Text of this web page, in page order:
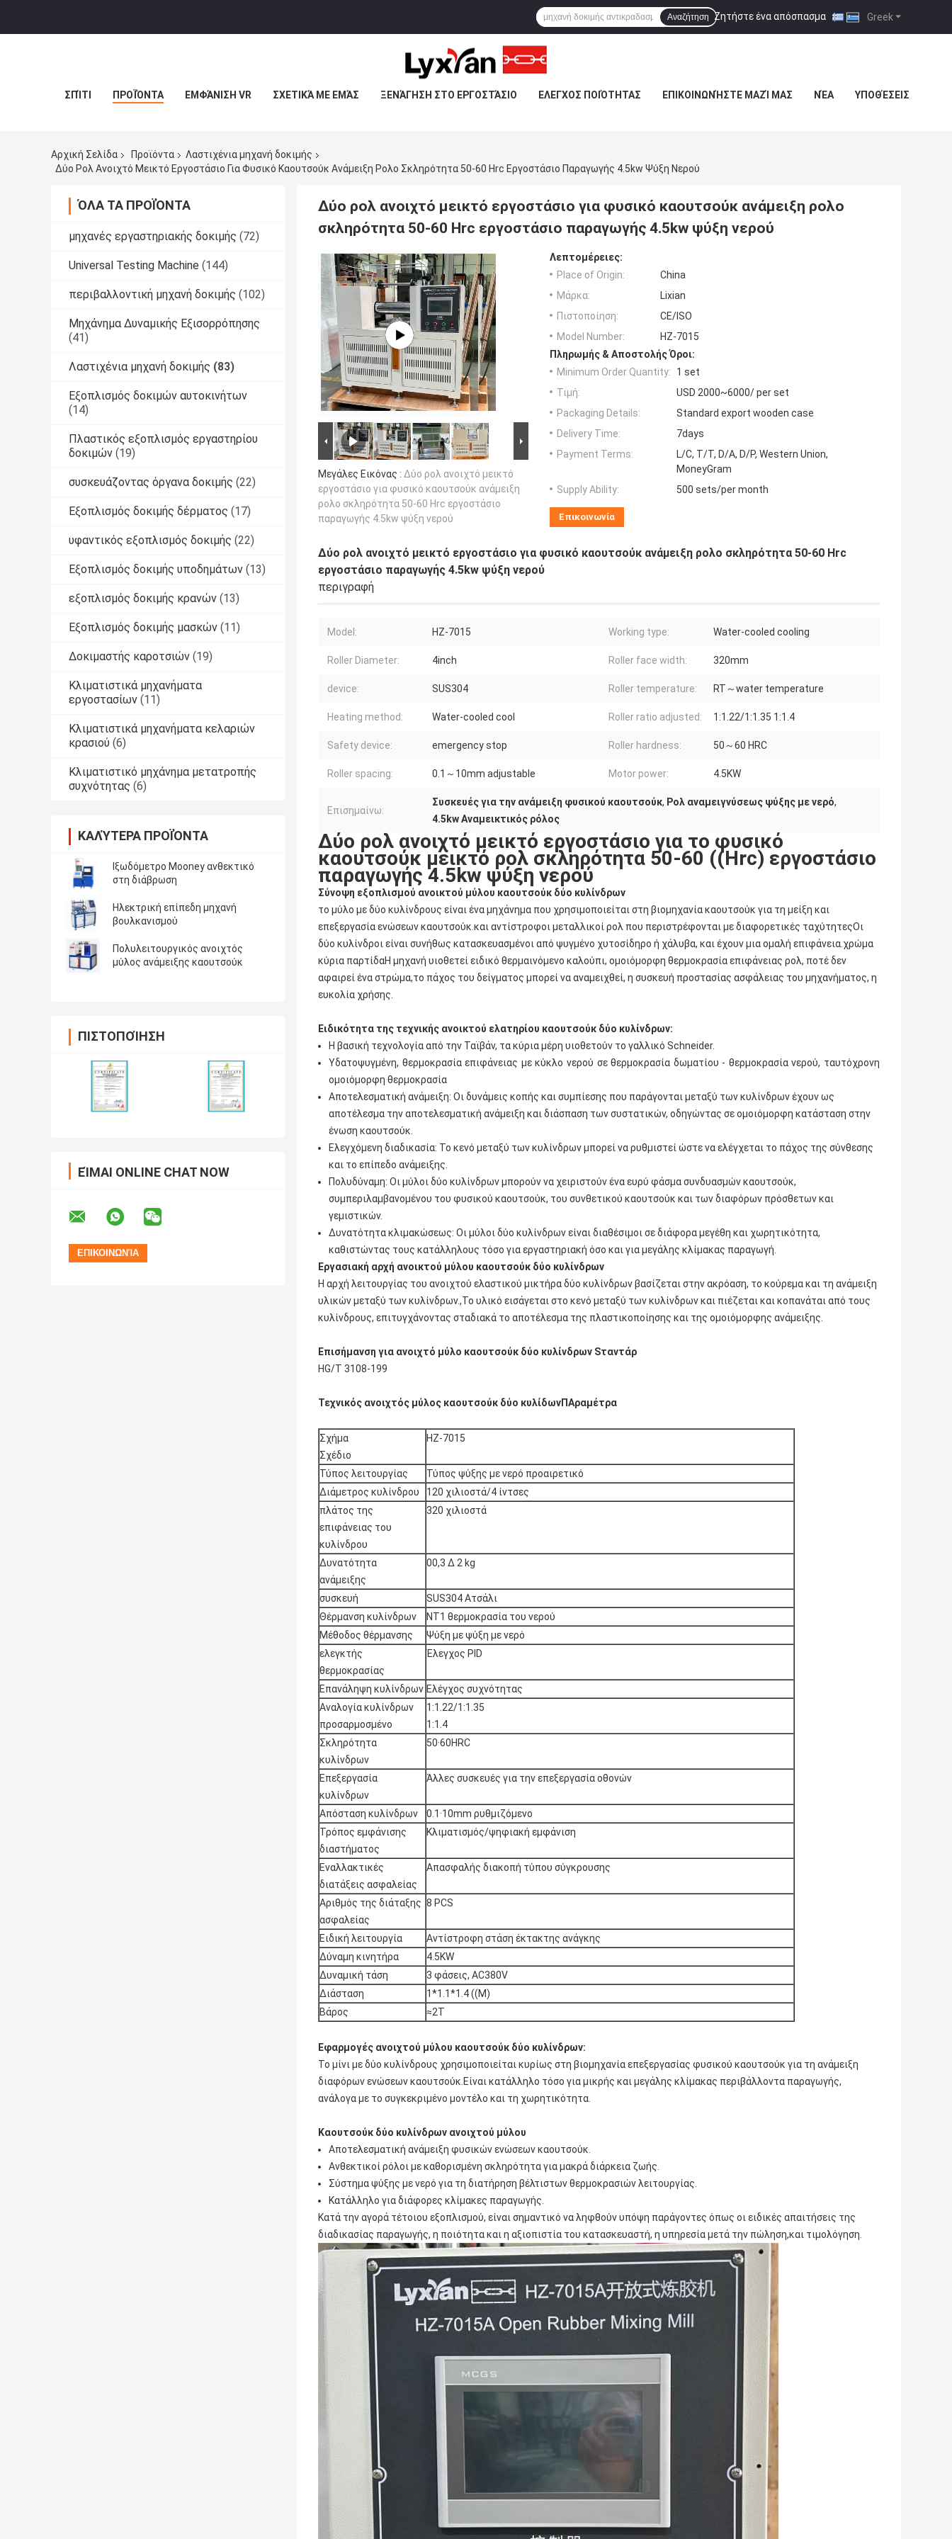
Greek
Ζητήστε ένα απόσπασμα |
Αναζήτηση
ΣΠΊΤΙ ΠΡΟΪΌΝΤΑ ΕΜΦΆΝΙΣΗ VR ΣΧΕΤΙΚΆ ΜΕ ΕΜΆΣ ΞΕΝΆΓΗΣΗ ΣΤΟ ΕΡΓΟΣΤΆΣΙΟ ΕΛΕΓΧΟΣ ΠΟΙΌΤΗΤΑΣ ΕΠΙΚΟΙΝΩΝΉΣΤΕ ΜΑΖΊ ΜΑΣ ΝΈΑ ΥΠΟΘΈΣΕΙΣ
Αρχική Σελίδα Προϊόντα
Λαστιχένια μηχανή δοκιμής
Δύο Ρολ Ανοιχτό Μεικτό Εργοστάσιο Για Φυσικό Καουτσούκ Ανάμειξη Ρολο Σκληρότητα 50-60 Hrc Εργοστάσιο Παραγωγής 4.5kw Ψύξη Νερού
ΌΛΑ ΤΑ ΠΡΟΪΌΝΤΑ
μηχανές εργαστηριακής δοκιμής (72)
Universal Testing Machine (144)
περιβαλλοντική μηχανή δοκιμής (102)
Μηχάνημα Δυναμικής Εξισορρόπησης
(41)
Λαστιχένια μηχανή δοκιμής (83)
Εξοπλισμός δοκιμών αυτοκινήτων
(14)
Πλαστικός εξοπλισμός εργαστηρίου
δοκιμών (19)
συσκευάζοντας όργανα δοκιμής (22)
Εξοπλισμός δοκιμής δέρματος (17)
υφαντικός εξοπλισμός δοκιμής (22)
Εξοπλισμός δοκιμής υποδημάτων (13)
εξοπλισμός δοκιμής κρανών (13)
Εξοπλισμός δοκιμής μασκών (11)
Δοκιμαστής καροτσιών (19)
Κλιματιστικά μηχανήματα
εργοστασίων (11)
Κλιματιστικά μηχανήματα κελαριών
κρασιού (6)
Κλιματιστικό μηχάνημα μετατροπής
συχνότητας (6)
ΚΑΛΎΤΕΡΑ ΠΡΟΪΌΝΤΑ
Ιξωδόμετρο Mooney ανθεκτικό
στη διάβρωση
Ηλεκτρική επίπεδη μηχανή
βουλκανισμού
Πολυλειτουργικός ανοιχτός
μύλος ανάμειξης καουτσούκ
ΠΙΣΤΟΠΟΊΗΣΗ
ΕΊΜΑΙ ONLINE CHAT NOW
Δύο ρολ ανοιχτό μεικτό εργοστάσιο για φυσικό καουτσούκ ανάμειξη ρολο
σκληρότητα 50-60 Hrc εργοστάσιο παραγωγής 4.5kw ψύξη νερού
Μεγάλες Εικόνας : Δύο ρολ ανοιχτό μεικτό
εργοστάσιο για φυσικό καουτσούκ ανάμειξη
ρολο σκληρότητα 50-60 Hrc εργοστάσιο
παραγωγής 4.5kw ψύξη νερού
Λεπτομέρειες:
Place of Origin:
China
Μάρκα:
Lixian
Πιστοποίηση:
CE/ISO
Model Number:
HZ-7015
Πληρωμής & Αποστολής Όροι:
Minimum Order Quantity:
1 set
Τιμή:
USD 2000~6000/ per set
Packaging Details:
Standard export wooden case
Delivery Time:
7days
Payment Terms:
L/C, T/T, D/A, D/P, Western Union,
MoneyGram
Supply Ability:
500 sets/per month
Επικοινωνία
Δύο ρολ ανοιχτό μεικτό εργοστάσιο για φυσικό καουτσούκ ανάμειξη ρολο σκληρότητα 50-60 Hrc
εργοστάσιο παραγωγής 4.5kw ψύξη νερού
περιγραφή
Model: HZ-7015 Working type: Water-cooled cooling
Roller Diameter: 4inch Roller face width: 320mm
device: SUS304 Roller temperature: RT～water temperature
Heating method: Water-cooled cool Roller ratio adjusted: 1:1.22/1:1.35 1:1.4
Safety device: emergency stop Roller hardness: 50～60 HRC
Roller spacing: 0.1～10mm adjustable Motor power: 4.5KW
Επισημαίνω:
Συσκευές για την ανάμειξη φυσικού καουτσούκ, Ρολ αναμειγνύσεως ψύξης με νερό,
4.5kw Αναμεικτικός ρόλος
Δύο ρολ ανοιχτό μεικτό εργοστάσιο για το φυσικό
καουτσούκ μεικτό ρολ σκληρότητα 50-60 ((Hrc) εργοστάσιο
παραγωγής 4.5kw ψύξη νερού
Σύνοψη εξοπλισμού ανοικτού μύλου καουτσούκ δύο κυλίνδρων
το μύλο με δύο κυλίνδρους είναι ένα μηχάνημα που χρησιμοποιείται στη βιομηχανία καουτσούκ για τη μείξη και
επεξεργασία ενώσεων καουτσούκ.και αντίστροφοι μεταλλικοί ρολ που περιστρέφονται με διαφορετικές ταχύτητεςΟι
δύο κυλίνδροι είναι συνήθως κατασκευασμένοι από ψυγμένο χυτοσίδηρο ή χάλυβα, και έχουν μια ομαλή επιφάνεια.χρώμα
κύρια παρτίδαΗ μηχανή υιοθετεί ειδικό θερμαινόμενο καλούπι, ομοιόμορφη θερμοκρασία επιφάνειας ρολ, ποτέ δεν
αφαιρεί ένα στρώμα,το πάχος του δείγματος μπορεί να αναμειχθεί, η συσκευή προστασίας ασφάλειας του μηχανήματος, η
ευκολία χρήσης.
Ειδικότητα της τεχνικής ανοικτού ελατηρίου καουτσούκ δύο κυλίνδρων:
Η βασική τεχνολογία από την Ταϊβάν, τα κύρια μέρη υιοθετούν το γαλλικό Schneider.
Υδατοψυγμένη, θερμοκρασία επιφάνειας με κύκλο νερού σε θερμοκρασία δωματίου - θερμοκρασία νερού, ταυτόχρονη
ομοιόμορφη θερμοκρασία
Αποτελεσματική ανάμειξη: Οι δυνάμεις κοπής και συμπίεσης που παράγονται μεταξύ των κυλίνδρων έχουν ως
αποτέλεσμα την αποτελεσματική ανάμειξη και διάσπαση των συστατικών, οδηγώντας σε ομοιόμορφη κατάσταση στην
ένωση καουτσούκ.
Ελεγχόμενη διαδικασία: Το κενό μεταξύ των κυλίνδρων μπορεί να ρυθμιστεί ώστε να ελέγχεται το πάχος της σύνθεσης
και το επίπεδο ανάμειξης.
Πολυδύναμη: Οι μύλοι δύο κυλίνδρων μπορούν να χειριστούν ένα ευρύ φάσμα συνδυασμών καουτσούκ,
συμπεριλαμβανομένου του φυσικού καουτσούκ, του συνθετικού καουτσούκ και των διαφόρων πρόσθετων και
γεμιστικών.
Δυνατότητα κλιμακώσεως: Οι μύλοι δύο κυλίνδρων είναι διαθέσιμοι σε διάφορα μεγέθη και χωρητικότητα,
καθιστώντας τους κατάλληλους τόσο για εργαστηριακή όσο και για μεγάλης κλίμακας παραγωγή.
Εργασιακή αρχή ανοικτού μύλου καουτσούκ δύο κυλίνδρων
Η αρχή λειτουργίας του ανοιχτού ελαστικού μικτήρα δύο κυλίνδρων βασίζεται στην ακρόαση, το κούρεμα και τη ανάμειξη
υλικών μεταξύ των κυλίνδρων.,Το υλικό εισάγεται στο κενό μεταξύ των κυλίνδρων και πιέζεται και κοπανάται από τους
κυλίνδρους, επιτυγχάνοντας σταδιακά το αποτέλεσμα της πλαστικοποίησης και της ομοιόμορφης ανάμειξης.
Επισήμανση για ανοιχτό μύλο καουτσούκ δύο κυλίνδρων Sταντάρ
HG/T 3108-199
Τεχνικός ανοιχτός μύλος καουτσούκ δύο κυλίδωνΠΑραμέτρα
Σχήμα
Σχέδιο
HZ-7015
Τύπος λειτουργίας
Τύπος ψύξης με νερό προαιρετικό
Διάμετρος κυλίνδρου
120 χιλιοστά/4 ίντσες
πλάτος της
επιφάνειας του
κυλίνδρου
320 χιλιοστά
Δυνατότητα
ανάμειξης
00,3 ∆ 2 kg
συσκευή
SUS304 Ατσάλι
Θέρμανση κυλίνδρων
NT1 θερμοκρασία του νερού
Μέθοδος θέρμανσης
Ψύξη με ψύξη με νερό
ελεγκτής
θερμοκρασίας
Έλεγχος PID
Επανάληψη κυλίνδρων Ελέγχος συχνότητας
Αναλογία κυλίνδρων
προσαρμοσμένο
1:1.22/1:1.35
1:1.4
Σκληρότητα
κυλίνδρων
50·60HRC
Επεξεργασία
κυλίνδρων
Άλλες συσκευές για την επεξεργασία οθονών
Απόσταση κυλίνδρων
0.1·10mm ρυθμιζόμενο
Τρόπος εμφάνισης
διαστήματος
Κλιματισμός/ψηφιακή εμφάνιση
Εναλλακτικές
διατάξεις ασφαλείας
Απασφαλής διακοπή τύπου σύγκρουσης
Αριθμός της διάταξης
ασφαλείας
8 PCS
Ειδική λειτουργία
Αντίστροφη στάση έκτακτης ανάγκης
Δύναμη κινητήρα
4.5KW
Δυναμική τάση
3 φάσεις, AC380V
Διάσταση
1*1.1*1.4 ((M)
Βάρος
≈2T
Εφαρμογές ανοιχτού μύλου καουτσούκ δύο κυλίνδρων:
Το μίνι με δύο κυλίνδρους χρησιμοποιείται κυρίως στη βιομηχανία επεξεργασίας φυσικού καουτσούκ για τη ανάμειξη
διαφόρων ενώσεων καουτσούκ.Είναι κατάλληλο τόσο για μικρής και μεγάλης κλίμακας περιβάλλοντα παραγωγής,
ανάλογα με το συγκεκριμένο μοντέλο και τη χωρητικότητα.
Καουτσούκ δύο κυλίνδρων ανοιχτού μύλου
Αποτελεσματική ανάμειξη φυσικών ενώσεων καουτσούκ.
Ανθεκτικοί ρόλοι με καθορισμένη σκληρότητα για μακρά διάρκεια ζωής.
Σύστημα ψύξης με νερό για τη διατήρηση βέλτιστων θερμοκρασιών λειτουργίας.
Κατάλληλο για διάφορες κλίμακες παραγωγής.
Κατά την αγορά τέτοιου εξοπλισμού, είναι σημαντικό να ληφθούν υπόψη παράγοντες όπως οι ειδικές απαιτήσεις της
διαδικασίας παραγωγής, η ποιότητα και η αξιοπιστία του κατασκευαστή, η υπηρεσία μετά την πώληση,και τιμολόγηση.